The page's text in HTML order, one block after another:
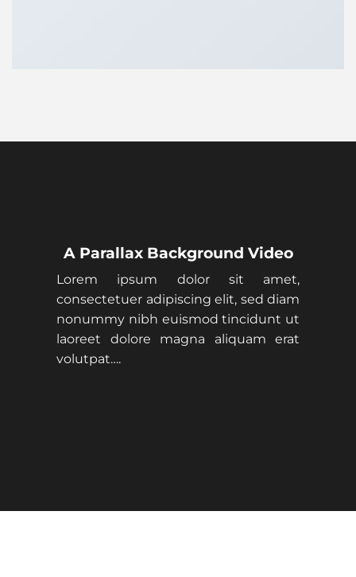
A Parallax Background Video
Lorem ipsum dolor sit amet,
consectetuer adipiscing elit, sed diam
nonummy nibh euismod tincidunt ut
laoreet dolore magna aliquam erat
volutpat….